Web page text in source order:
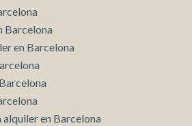
Barcelona
en Barcelona
alquiler en Barcelona